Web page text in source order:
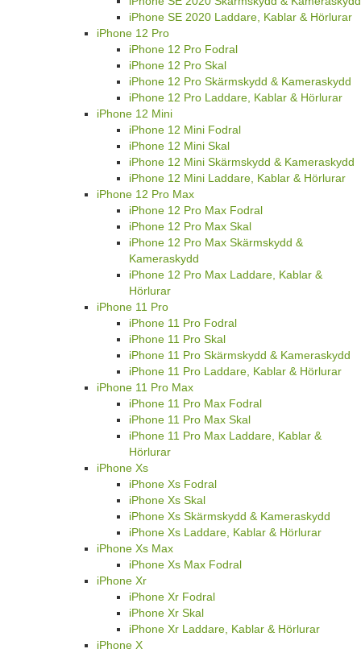
iPhone SE 2020 Laddare, Kablar & Hörlurar
iPhone 12 Pro
iPhone 12 Pro Fodral
iPhone 12 Pro Skal
iPhone 12 Pro Skärmskydd & Kameraskydd
iPhone 12 Pro Laddare, Kablar & Hörlurar
iPhone 12 Mini
iPhone 12 Mini Fodral
iPhone 12 Mini Skal
iPhone 12 Mini Skärmskydd & Kameraskydd
iPhone 12 Mini Laddare, Kablar & Hörlurar
iPhone 12 Pro Max
iPhone 12 Pro Max Fodral
iPhone 12 Pro Max Skal
iPhone 12 Pro Max Skärmskydd &
Kameraskydd
iPhone 12 Pro Max Laddare, Kablar &
Hörlurar
iPhone 11 Pro
iPhone 11 Pro Fodral
iPhone 11 Pro Skal
iPhone 11 Pro Skärmskydd & Kameraskydd
iPhone 11 Pro Laddare, Kablar & Hörlurar
iPhone 11 Pro Max
iPhone 11 Pro Max Fodral
iPhone 11 Pro Max Skal
iPhone 11 Pro Max Laddare, Kablar &
Hörlurar
iPhone Xs
iPhone Xs Fodral
iPhone Xs Skal
iPhone Xs Skärmskydd & Kameraskydd
iPhone Xs Laddare, Kablar & Hörlurar
iPhone Xs Max
iPhone Xs Max Fodral
iPhone Xr
iPhone Xr Fodral
iPhone Xr Skal
iPhone Xr Laddare, Kablar & Hörlurar
iPhone X